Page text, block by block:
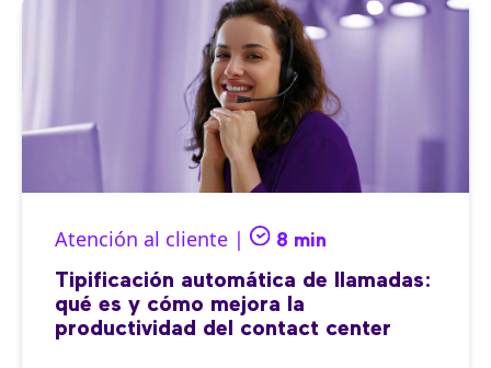
Atención al cliente | 8 min
Tipificación automática de llamadas:
qué es y cómo mejora la
productividad del contact center